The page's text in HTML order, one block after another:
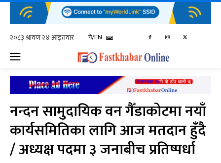
ने/EN
नन्दन सामुदायिक वन गैँडाकोटमा नयाँ
कार्यसमितिका लागि आज मतदान हुँदै
/ अध्यक्ष पदमा ३ जनाबीच प्रतिष्पर्धा